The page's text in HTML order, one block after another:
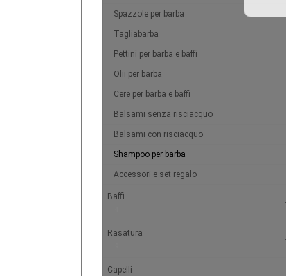
Spazzole per barba
Tagliabarba
Pettini per barba e baffi
Olii per barba
Cere per barba e baffi
Balsami senza risciacquo
Balsami con risciacquo
Shampoo per barba
Accessori e set regalo
Baffi
Rasatura
Capelli